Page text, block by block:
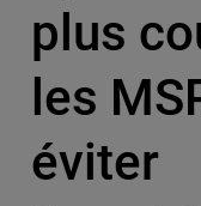
plus
les
éviter